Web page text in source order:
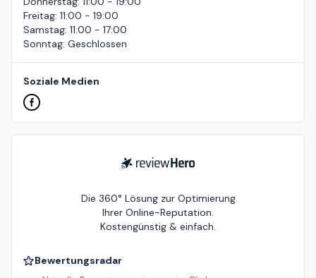
Freitag: 11:00 - 19:00
Samstag: 11:00 - 17:00
Sonntag: Geschlossen
Soziale Medien
ReviewHero
Die 360° Lösung zur Optimierung
Ihrer Online-Reputation.
Kostengünstig & einfach.
Bewertungsradar